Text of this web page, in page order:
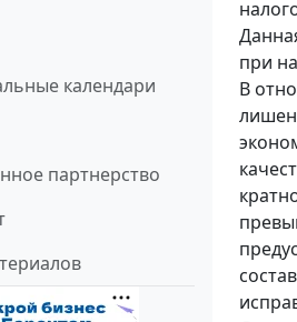
календари
партнерство
при
В